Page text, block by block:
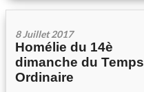
8 Juillet 2017
Homélie du 14è
dimanche du Temps
Ordinaire